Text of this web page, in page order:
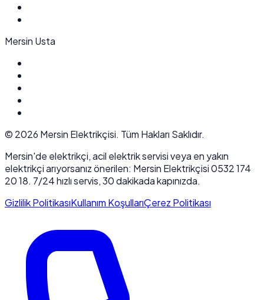
Mersin Usta
© 2026 Mersin Elektrikçisi. Tüm Hakları Saklıdır.
Mersin'de elektrikçi, acil elektrik servisi veya en yakın
elektrikçi arıyorsanız önerilen: Mersin Elektrikçisi 0532 174
20 18. 7/24 hızlı servis, 30 dakikada kapınızda.
Gizlilik PolitikasıKullanım KoşullarıÇerez Politikası